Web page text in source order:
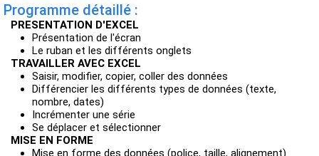
Programme détaillé :
PRESENTATION D'EXCEL
Présentation de l'écran
Le ruban et les différents onglets
TRAVAILLER AVEC EXCEL
Saisir, modifier, copier, coller des données
Différencier les différents types de données (texte,
nombre, dates)
Incrémenter une série
Se déplacer et sélectionner
MISE EN FORME
Mise en forme des données (police, taille, alignement)